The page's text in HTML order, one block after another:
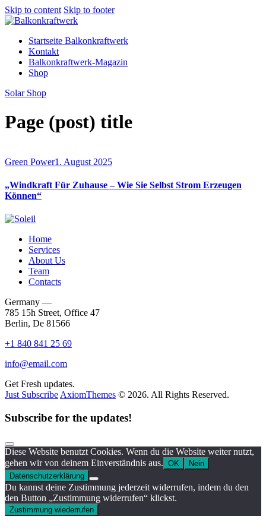
Skip to content Skip to footer
Startseite Balkonkraftwerk
Kontakt
Balkonkraftwerk-Magazin
Shop
Solar Shop
Page (post) title
Green Power1. August 2025
„Windkraft Für Zuhause – Wie Sie Selbst Strom Erzeugen
Können“
Home
Services
About Us
Team
Contacts
Germany —
785 15h Street, Office 47
Berlin, De 81566
+1 840 841 25 69
info@email.com
Get Fresh updates.
Just SubscribeAxiomThemes © 2026. All Rights Reserved.
Subscribe for the updates!
Diese Website benutzt Cookies. Wenn du die Website weiter nutzt,
gehen wir von deinem Einverständnis aus. OK
Nein
Datenschutzerklärung
Du kannst deine Zustimmung jederzeit widerrufen, indem du den
den Button „Zustimmung widerrufen“ klickst.
Zustimmung wiederrufen